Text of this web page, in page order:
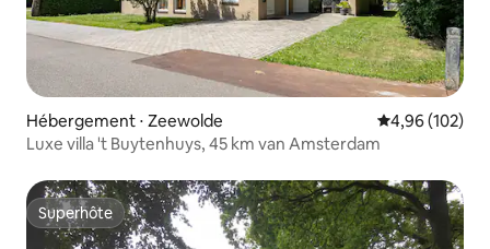
Hébergement ⋅ Zeewolde Évaluation
4,96 (102)
Luxe villa 't Buytenhuys, 45 km van Amsterdam
Superhôte
Superhôte